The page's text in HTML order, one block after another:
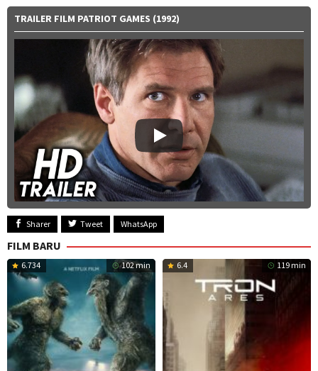
TRAILER FILM PATRIOT GAMES (1992)
Sharer Tweet WhatsApp
FILM BARU
6.734 102 min 6.4 119 min